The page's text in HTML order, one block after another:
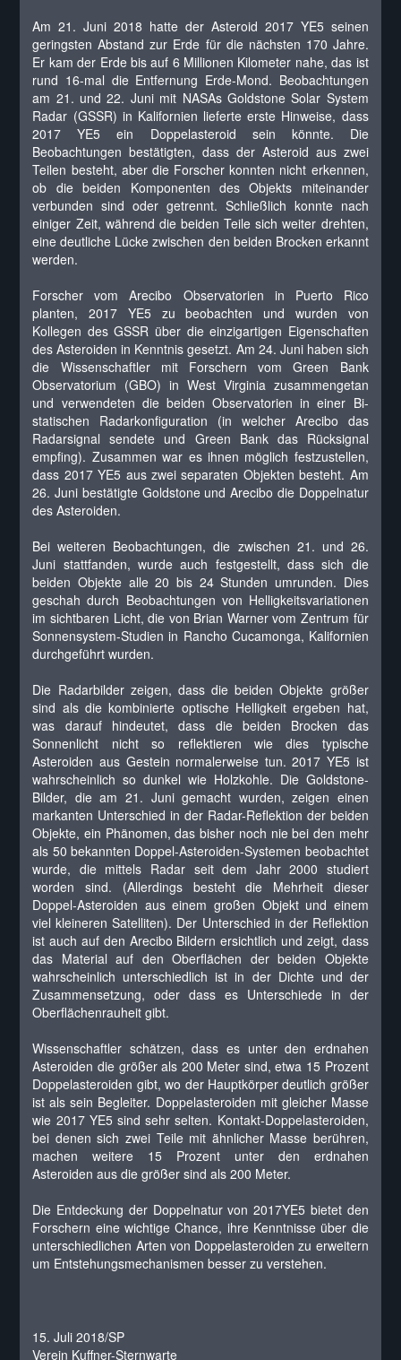
Am 21. Juni 2018 hatte der Asteroid 2017 YE5 seinen
geringsten Abstand zur Erde für die nächsten 170 Jahre.
Er kam der Erde bis auf 6 Millionen Kilometer nahe, das ist
rund 16-mal die Entfernung Erde-Mond. Beobachtungen
am 21. und 22. Juni mit NASAs Goldstone Solar System
Radar (GSSR) in Kalifornien lieferte erste Hinweise, dass
2017 YE5 ein Doppelasteroid sein könnte. Die
Beobachtungen bestätigten, dass der Asteroid aus zwei
Teilen besteht, aber die Forscher konnten nicht erkennen,
ob die beiden Komponenten des Objekts miteinander
verbunden sind oder getrennt. Schließlich konnte nach
einiger Zeit, während die beiden Teile sich weiter drehten,
eine deutliche Lücke zwischen den beiden Brocken erkannt
werden.
Forscher vom Arecibo Observatorien in Puerto Rico
planten, 2017 YE5 zu beobachten und wurden von
Kollegen des GSSR über die einzigartigen Eigenschaften
des Asteroiden in Kenntnis gesetzt. Am 24. Juni haben sich
die Wissenschaftler mit Forschern vom Green Bank
Observatorium (GBO) in West Virginia zusammengetan
und verwendeten die beiden Observatorien in einer Bi-
statischen Radarkonfiguration (in welcher Arecibo das
Radarsignal sendete und Green Bank das Rücksignal
empfing). Zusammen war es ihnen möglich festzustellen,
dass 2017 YE5 aus zwei separaten Objekten besteht. Am
26. Juni bestätigte Goldstone und Arecibo die Doppelnatur
des Asteroiden.
Bei weiteren Beobachtungen, die zwischen 21. und 26.
Juni stattfanden, wurde auch festgestellt, dass sich die
beiden Objekte alle 20 bis 24 Stunden umrunden. Dies
geschah durch Beobachtungen von Helligkeitsvariationen
im sichtbaren Licht, die von Brian Warner vom Zentrum für
Sonnensystem-Studien in Rancho Cucamonga, Kalifornien
durchgeführt wurden.
Die Radarbilder zeigen, dass die beiden Objekte größer
sind als die kombinierte optische Helligkeit ergeben hat,
was darauf hindeutet, dass die beiden Brocken das
Sonnenlicht nicht so reflektieren wie dies typische
Asteroiden aus Gestein normalerweise tun. 2017 YE5 ist
wahrscheinlich so dunkel wie Holzkohle. Die Goldstone-
Bilder, die am 21. Juni gemacht wurden, zeigen einen
markanten Unterschied in der Radar-Reflektion der beiden
Objekte, ein Phänomen, das bisher noch nie bei den mehr
als 50 bekannten Doppel-Asteroiden-Systemen beobachtet
wurde, die mittels Radar seit dem Jahr 2000 studiert
worden sind. (Allerdings besteht die Mehrheit dieser
Doppel-Asteroiden aus einem großen Objekt und einem
viel kleineren Satelliten). Der Unterschied in der Reflektion
ist auch auf den Arecibo Bildern ersichtlich und zeigt, dass
das Material auf den Oberflächen der beiden Objekte
wahrscheinlich unterschiedlich ist in der Dichte und der
Zusammensetzung, oder dass es Unterschiede in der
Oberflächenrauheit gibt.
Wissenschaftler schätzen, dass es unter den erdnahen
Asteroiden die größer als 200 Meter sind, etwa 15 Prozent
Doppelasteroiden gibt, wo der Hauptkörper deutlich größer
ist als sein Begleiter. Doppelasteroiden mit gleicher Masse
wie 2017 YE5 sind sehr selten. Kontakt-Doppelasteroiden,
bei denen sich zwei Teile mit ähnlicher Masse berühren,
machen weitere 15 Prozent unter den erdnahen
Asteroiden aus die größer sind als 200 Meter.
Die Entdeckung der Doppelnatur von 2017YE5 bietet den
Forschern eine wichtige Chance, ihre Kenntnisse über die
unterschiedlichen Arten von Doppelasteroiden zu erweitern
um Entstehungsmechanismen besser zu verstehen.
15. Juli 2018/SP
Verein Kuffner-Sternwarte